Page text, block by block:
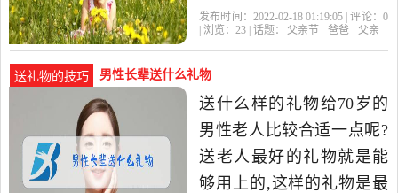
盒健康好茶赠予父亲,便是
发布时间：2022-02-18 01:19:05 | 评论： 0
| 浏览： 23 | 话题： 父亲节 爸爸 父亲
送礼物的技巧 男性长辈送什么礼物
送什么样的礼物给70岁的
男性老人比较合适一点呢?
送老人最好的礼物就是能
够用上的,这样的礼物是最